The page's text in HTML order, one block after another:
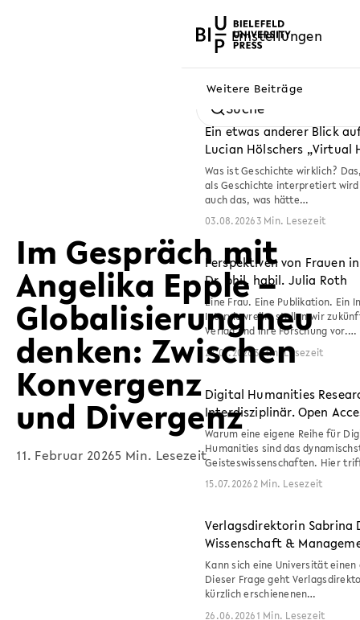
Suche
Im Gespräch mit
Angelika Epple –
Globalisierung neu
denken: Zwischen
Konvergenz
und Divergenz
11. Februar 20265 Min. Lesezeit
Weitere Beiträge
Ein etwas anderer Blick
Lucian Hölschers „Virtual
Was ist Geschichte wirklich?
als Geschichte interpretiert
auch das, was hätte…
03.08.20263 Min. Lesezeit
Perspektiven von Frauen
Dr. phil. habil. Julia Roth
Eine Frau. Eine Publikation. Ein
Interviewreihe stellen wir
Verlag und ihre Forschung vor.…
22.07.20263 Min. Lesezeit
Digital Humanities
Interdisziplinär. Open
Warum eine eigene Reihe für
Humanities sind das
Geisteswissenschaften. Hier
15.07.20262 Min. Lesezeit
Verlagsdirektorin Sabrina
Wissenschaft &
Kann sich eine Universität
Dieser Frage geht
kürzlich erschienenen…
26.06.20261 Min. Lesezeit